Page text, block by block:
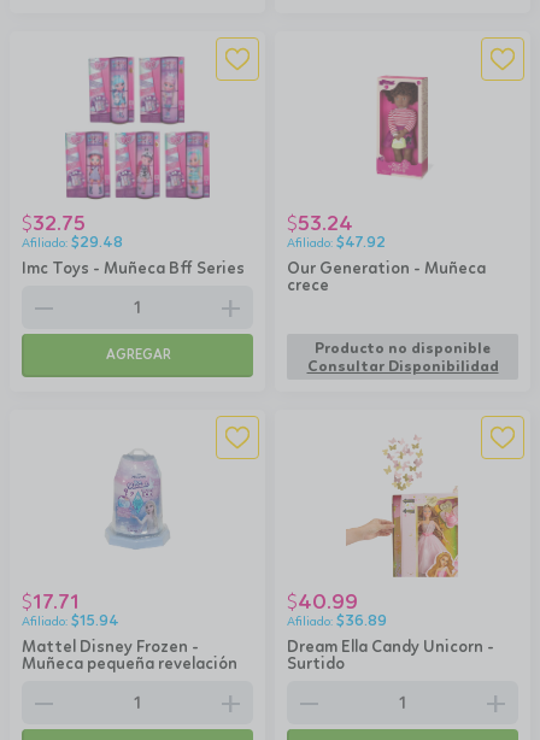
Imc Toys - Muñeca Bff Series
$32.75
$29.48
remove add
AGREGAR
Our Generation - Muñeca
crece
$53.24
$47.92
Producto no disponible
Consultar Disponibilidad
Mattel Disney Frozen -
Muñeca pequeña revelación
$17.71
$15.94
remove add
Dream Ella Candy Unicorn -
Surtido
$40.99
$36.89
remove add